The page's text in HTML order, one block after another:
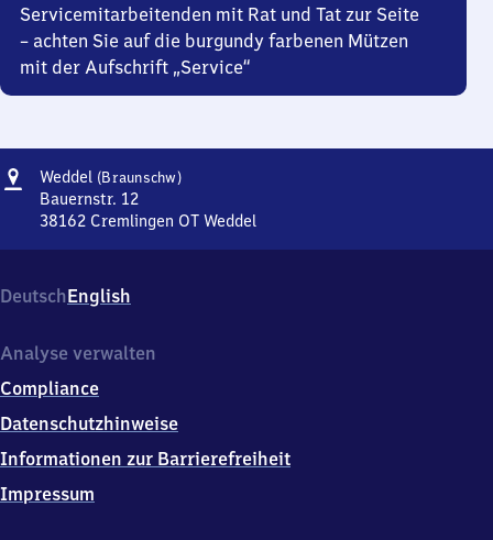
Servicemitarbeitenden mit Rat und Tat zur Seite
– achten Sie auf die burgundy farbenen Mützen
mit der Aufschrift „Service“
Adresse
Weddel (Braunschw)Weddel
Bauernstr. 12
38162 Cremlingen OT Weddel
Bauernstr.
12,
8
6
2
OT
Weddel
DeutschEnglish
Analyse verwalten
Compliance
Datenschutzhinweise
Informationen zur Barrierefreiheit
Impressum